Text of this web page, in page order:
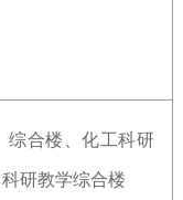
综合楼、化工科研
研教学综合楼